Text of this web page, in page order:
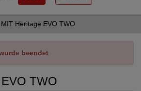
MIT Heritage EVO TWO
beendet
TWO